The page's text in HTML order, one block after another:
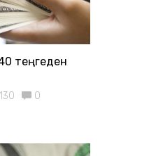
теңгеден
0